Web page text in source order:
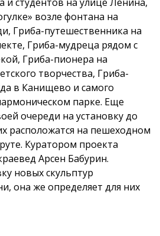
возле фонтана на
Гриба-путешественника на
Гриба-мудреца рядом с
Гриба-пионера на
творчества, Гриба-
в Канищево и самого
парке. Еще
очереди на установку до
расположатся на пешеходном
Куратором проекта
Арсен Бабурин.
новых скульптур
она же определяет для них